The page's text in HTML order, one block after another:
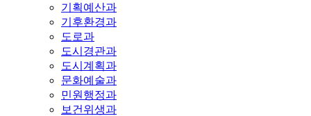
기획예산과
기후환경과
도로과
도시경관과
도시계획과
문화예술과
민원행정과
보건위생과